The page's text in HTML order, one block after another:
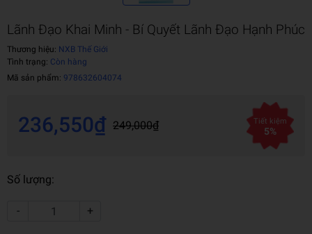
Lãnh Đạo Khai Minh - Bí Quyết Lãnh Đạo Hạnh Phúc
Thương hiệu: NXB Thế Giới
Tình trạng: Còn hàng
Mã sản phẩm: 978632604074
236,550₫ 249,000₫ Tiết kiệm
5%
Số lượng:
- +